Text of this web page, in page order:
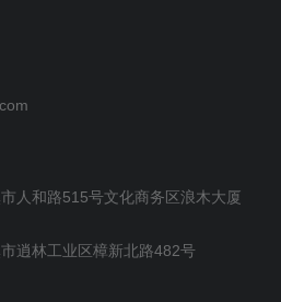
人和路515号文化商务区浪木大厦
逍林工业区樟新北路482号